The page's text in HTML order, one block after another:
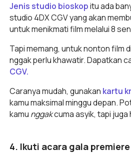
Jenis studio bioskopitu ada
studio 4DX CGV yang akan
untuk menikmati film melalui 8
Tapi memang, untuk nonton film
nggak perlu khawatir. Dapatkan
CGV.
Caranya mudah, gunakan kartu
kamu maksimal minggu depan.
kamu nggakcuma asyik, tapi juga
4. Ikuti acara gala premiere